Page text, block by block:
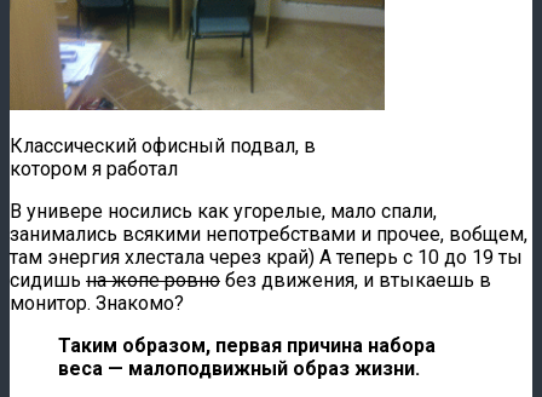
Классический офисный подвал, в
котором я работал
В универе носились как угорелые, мало спали,
занимались всякими непотребствами и прочее, вобщем,
там энергия хлестала через край) А теперь с 10 до 19 ты
сидишь на жопе ровно без движения, и втыкаешь в
монитор. Знакомо?
Таким образом, первая причина набора
веса — малоподвижный образ жизни.